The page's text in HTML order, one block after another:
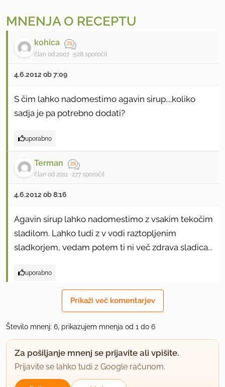
MNENJA O RECEPTU
kohica
član od 2007 528 sporočil
4.6.2012 ob 7:09
S čim lahko nadomestimo agavin sirup....koliko
sadja je pa potrebno dodati?
uporabno
Terman
član od 2011 277 sporočil
4.6.2012 ob 8:16
Agavin sirup lahko nadomestimo z vsakim tekočim
sladilom. Lahko tudi z v vodi raztopljenim
sladkorjem, vedam potem ti ni več zdrava sladica...
uporabno
bannanna
član od 2006
4.6.2012 ob 10:53
Lahko tudi z medom.
uporabno
Prikaži več komentarjev
Število mnenj: 6, prikazujem mnenja od 1 do 6
Za pošiljanje mnenj se prijavite ali vpišite.
Prijavite se lahko tudi z Google računom.